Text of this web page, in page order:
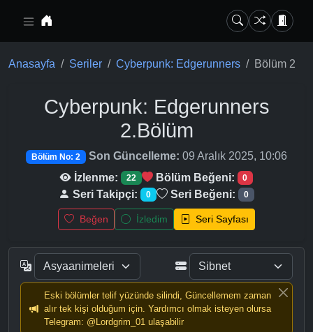
Anasayfa Seriler Cyberpunk: Edgerunners Bölüm 2
Cyberpunk: Edgerunners
2.Bölüm
Bölüm No: 2 Son Güncelleme: 09 Aralık 2025, 10:06
İzlenme:
22 Bölüm Beğeni: 0
Seri Takipçi: 0 Seri Beğeni: 0
Beğen İzledim Seri Sayfası
Eski bölümler telif yüzünde silindi, Güncellemem zaman
alır tek kişi olduğum için. Yardımcı olmak isteyen olursa
Telegram: @Lordgrim_01 ulaşabilir